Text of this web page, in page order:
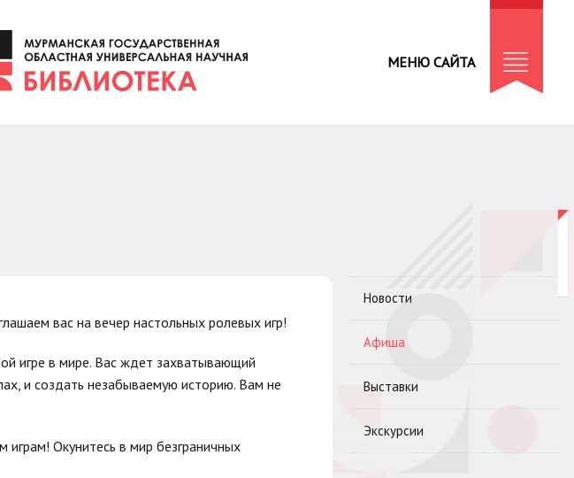
МЕНЮ САЙТА
вас на вечер настольных ролевых игр!
игре в мире. Вас ждет захватывающий
и создать незабываемую историю. Вам не
Окунитесь в мир безграничных
Новости
Афиша
Выставки
Экскурсии